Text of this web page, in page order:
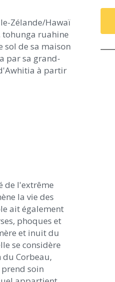
Zélande/Hawaï
tohunga ruahine
sol de sa maison
par sa grand-
à partir
de l'extrême
la vie des
ait également
phoques et
et inuit du
se considère
Corbeau,
soin